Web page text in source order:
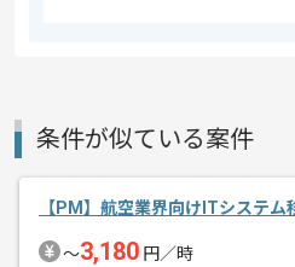
精算・お支払い
条件が似ている案件
【PM】航空業界向けITシステ
〜3,180 円／時